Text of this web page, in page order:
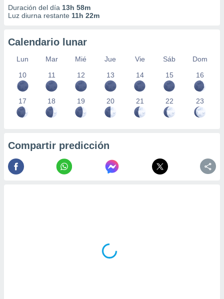
Duración del día 13h 58m
Luz diurna restante 11h 22m
Calendario lunar
Lun Mar Mié Jue Vie Sáb
Dom
10
11 12 13 14 15 16
17 18 19 20 21 22 23
Compartir predicción